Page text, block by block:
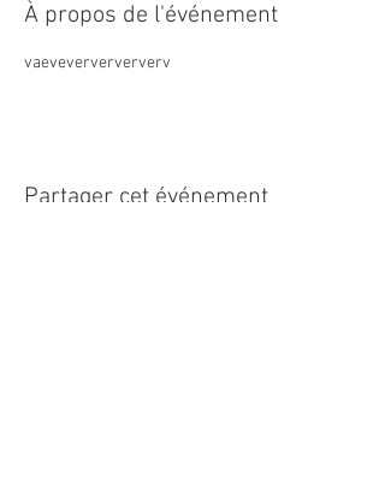
À propos de l'événement
vaeveververververv
Partager cet événement